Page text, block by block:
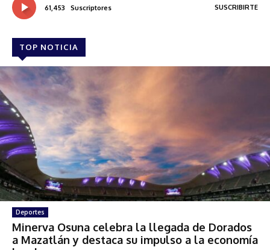
61,453 Suscriptores SUSCRIBIRTE
TOP NOTICIA
Deportes
Minerva Osuna celebra la llegada de Dorados
a Mazatlán y destaca su impulso a la economía